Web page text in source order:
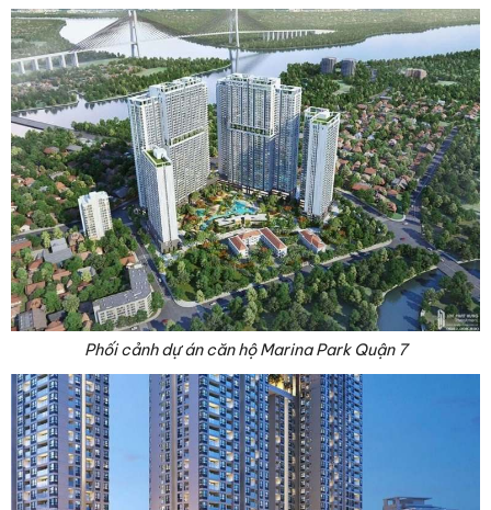
Phối cảnh dự án căn hộ Marina Park Quận 7